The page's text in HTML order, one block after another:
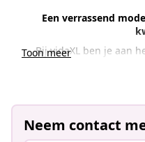
Toon meer
Een verrassend
Bij vidaXL ben je aan
Je vindt niet alleen
vidaXL-merk, ook andere
Neem contact